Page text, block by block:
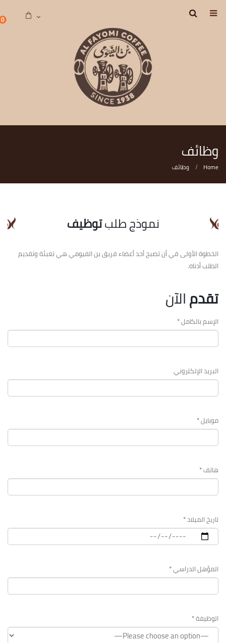
0
وظائف
Home وظائف
نموذج طلبتوظيف
الخطوة الأولى في أن تصبح أحد أعضاء فريق بن الفيومي هي تعبئة وتقديم
الطلب أدناه.
تقدمالآن
الإسم بالكامل *
البريد الإلكتروني
موبايل *
هاتف *
تاريخ الميلاد *
المؤهل الدراسي *
الوظيفة *